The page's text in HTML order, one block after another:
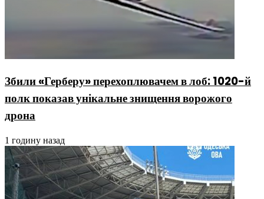
Збили «Герберу» перехоплювачем в лоб: 1020-й
полк показав унікальне знищення ворожого
дрона
1 годину назад